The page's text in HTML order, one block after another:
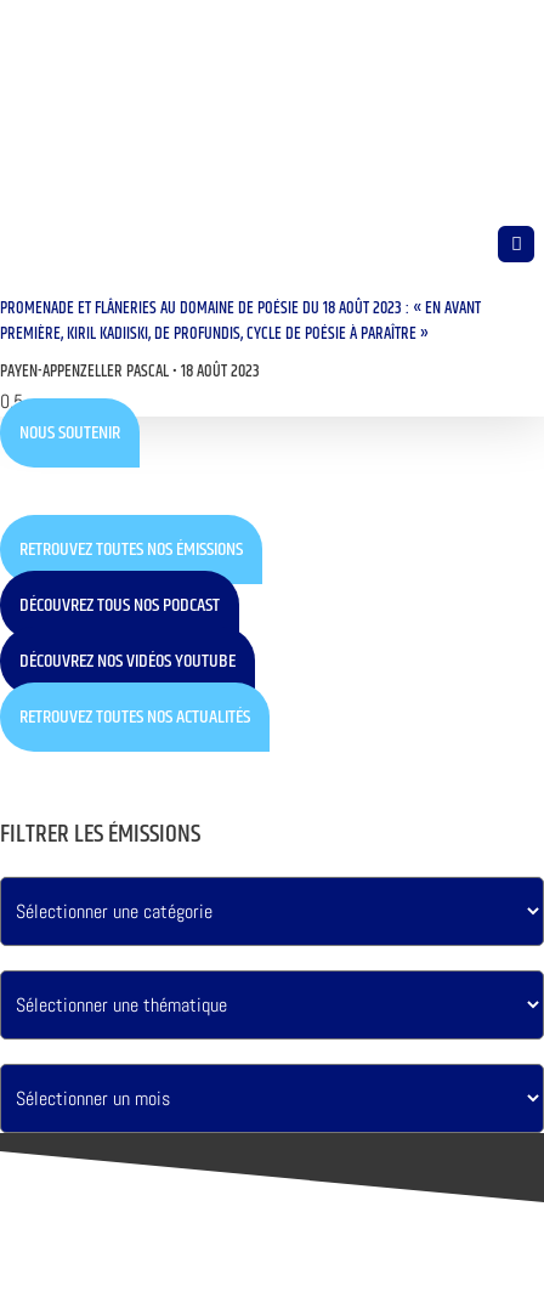
PROMENADE ET FLÂNERIES AU DOMAINE DE POÉSIE DU 18 AOÛT 2023 : « EN AVANT
PREMIÈRE, KIRIL KADIISKI, DE PROFUNDIS, CYCLE DE POÉSIE À PARAÎTRE »
PAYEN-APPENZELLER PASCAL 18 AOÛT 2023
NOUS SOUTENIR
RETROUVEZ TOUTES NOS ÉMISSIONS
DÉCOUVREZ TOUS NOS PODCAST
DÉCOUVREZ NOS VIDÉOS YOUTUBE
RETROUVEZ TOUTES NOS ACTUALITÉS
FILTRER LES ÉMISSIONS